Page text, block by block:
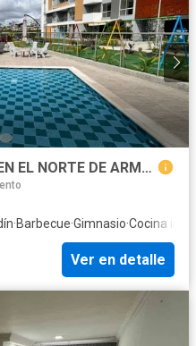
SE VENDE APARTAMENTO EN EL NORTE DE ARMENIA
·Barbecue·Gimnasio·Cocina
Ver en detalle